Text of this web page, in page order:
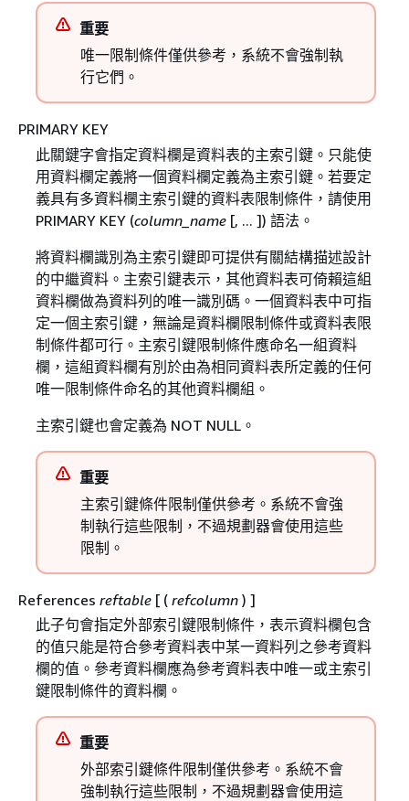
重要
唯一限制條件僅供參考，系統不會強制執
行它們。
PRIMARY KEY
此關鍵字會指定資料欄是資料表的主索引鍵。只能使
用資料欄定義將一個資料欄定義為主索引鍵。若要定
義具有多資料欄主索引鍵的資料表限制條件，請使用
PRIMARY KEY (column_name[, ... ]) 語法。
將資料欄識別為主索引鍵即可提供有關結構描述設計
的中繼資料。主索引鍵表示，其他資料表可倚賴這組
資料欄做為資料列的唯一識別碼。一個資料表中可指
定一個主索引鍵，無論是資料欄限制條件或資料表限
制條件都可行。主索引鍵限制條件應命名一組資料
欄，這組資料欄有別於由為相同資料表所定義的任何
唯一限制條件命名的其他資料欄組。
主索引鍵也會定義為 NOT NULL。
重要
主索引鍵條件限制僅供參考。系統不會強
制執行這些限制，不過規劃器會使用這些
限制。
References reftable [ ( refcolumn ) ]
此子句會指定外部索引鍵限制條件，表示資料欄包含
的值只能是符合參考資料表中某一資料列之參考資料
欄的值。參考資料欄應為參考資料表中唯一或主索引
鍵限制條件的資料欄。
重要
外部索引鍵條件限制僅供參考。系統不會
強制執行這些限制，不過規劃器會使用這